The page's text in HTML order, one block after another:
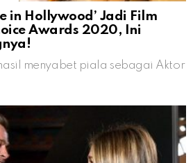
in Hollywood’ Jadi Film
Awards 2020, Ini
menyabet piala sebagai Aktor